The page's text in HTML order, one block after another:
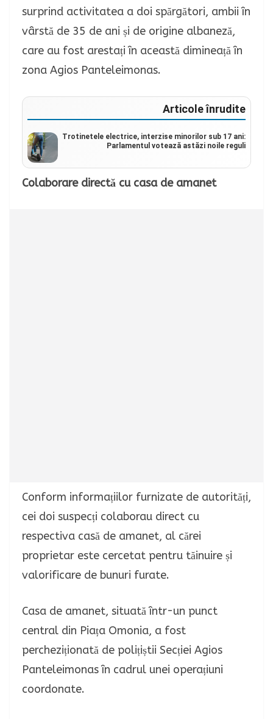
surprind activitatea a doi spărgători, ambii în
vârstă de 35 de ani și de origine albaneză,
care au fost arestați în această dimineață în
zona Agios Panteleimonas.
Articole înrudite
Trotinetele electrice, interzise minorilor sub 17 ani:
Parlamentul votează astăzi noile reguli
Colaborare directă cu casa de amanet
Conform informațiilor furnizate de autorități,
cei doi suspecți colaborau direct cu
respectiva casă de amanet, al cărei
proprietar este cercetat pentru tăinuire și
valorificare de bunuri furate.
Casa de amanet, situată într-un punct
central din Piața Omonia, a fost
percheziționată de polițiștii Secției Agios
Panteleimonas în cadrul unei operațiuni
coordonate.